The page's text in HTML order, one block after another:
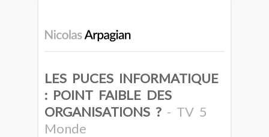
LES PUCES INFORMATIQUE
: POINT FAIBLE DES
ORGANISATIONS ? - TV 5
Monde